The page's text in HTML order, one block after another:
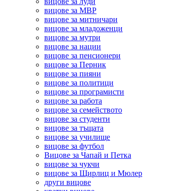
вицове за МВР
вицове за митничари
вицове за младоженци
вицове за мутри
вицове за нации
вицове за пенсионери
вицове за Перник
вицове за пияни
вицове за политици
вицове за програмисти
вицове за работа
вицове за семейството
вицове за студенти
вицове за тъщата
вицове за училище
вицове за футбол
Вицове за Чапай и Петка
вицове за чукчи
вицове за Щирлиц и Мюлер
други вицове